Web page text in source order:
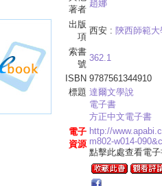
著者
趙娜
出版
項
西安 : 陝西師範
索書
號
362.1
ISBN 9787561344910
標題 達爾文學說
電子書
方正中文電子書
電子
資源
http://
m802-w014-
點擊此處查看電